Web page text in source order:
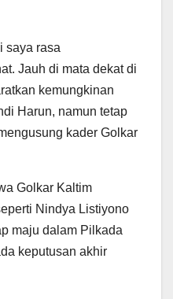
saya rasa
Jauh di mata dekat di
kemungkinan
Harun, namun tetap
kader Golkar
Golkar Kaltim
Nindya Listiyono
maju dalam Pilkada
keputusan akhir